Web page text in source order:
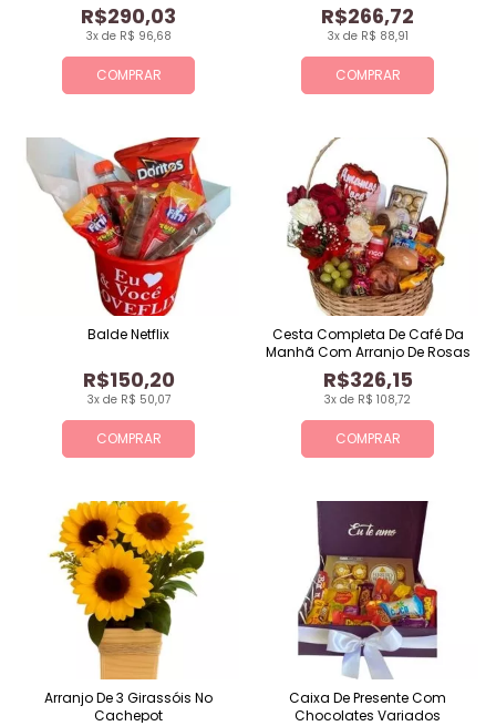
COMPRAR
3x de R$ 96,68
R$290,03
COMPRAR
3x de R$ 88,91
R$266,72
COMPRAR
3x de R$ 50,07
R$150,20
Balde Netflix
COMPRAR
3x de R$ 108,72
R$326,15
Cesta Completa De Café Da
Manhã Com Arranjo De Rosas
Arranjo De 3 Girassóis No
Cachepot
Caixa De Presente Com
Chocolates Variados